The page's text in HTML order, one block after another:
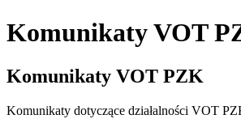
Komunikaty VOT
Komunikaty VOT PZK
Komunikaty dotyczące działalności VOT